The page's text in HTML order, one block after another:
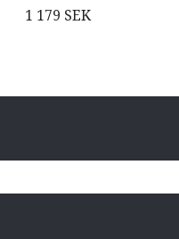
1 179 SEK